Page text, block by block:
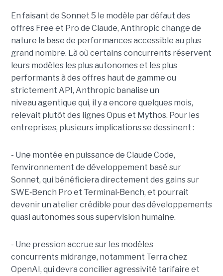
En faisant de Sonnet 5 le modèle par défaut des
offres Free et Pro de Claude, Anthropic change de
nature la base de performances accessible au plus
grand nombre. Là où certains concurrents réservent
leurs modèles les plus autonomes et les plus
performants à des offres haut de gamme ou
strictement API, Anthropic banalise un
niveau agentique qui, il y a encore quelques mois,
relevait plutôt des lignes Opus et Mythos. Pour les
entreprises, plusieurs implications se dessinent :
- Une montée en puissance de Claude Code,
l’environnement de développement basé sur
Sonnet, qui bénéficiera directement des gains sur
SWE‑Bench Pro et Terminal‑Bench, et pourrait
devenir un atelier crédible pour des développements
quasi autonomes sous supervision humaine.
- Une pression accrue sur les modèles
concurrents midrange, notamment Terra chez
OpenAI, qui devra concilier agressivité tarifaire et